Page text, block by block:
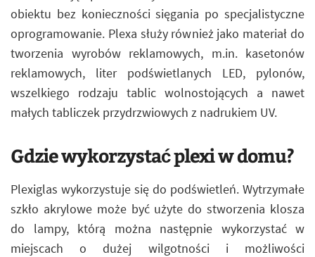
obiektu bez konieczności sięgania po specjalistyczne
oprogramowanie. Plexa służy również jako materiał do
tworzenia wyrobów reklamowych, m.in. kasetonów
reklamowych, liter podświetlanych LED, pylonów,
wszelkiego rodzaju tablic wolnostojących a nawet
małych tabliczek przydrzwiowych z nadrukiem UV.
Gdzie wykorzystać plexi w domu?
Plexiglas wykorzystuje się do podświetleń. Wytrzymałe
szkło akrylowe może być użyte do stworzenia klosza
do lampy, którą można następnie wykorzystać w
miejscach o dużej wilgotności i możliwości